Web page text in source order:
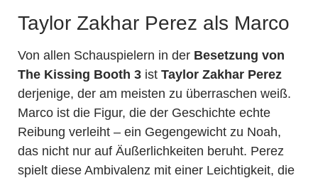
Taylor Zakhar Perez als Marco
Von allen Schauspielern in der Besetzung von
The Kissing Booth 3 ist Taylor Zakhar Perez
derjenige, der am meisten zu überraschen weiß.
Marco ist die Figur, die der Geschichte echte
Reibung verleiht – ein Gegengewicht zu Noah,
das nicht nur auf Äußerlichkeiten beruht. Perez
spielt diese Ambivalenz mit einer Leichtigkeit, die